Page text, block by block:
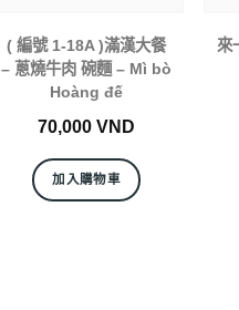
( 編號 1-18A )滿漢大餐
– 蔥燒牛肉 碗麵 – Mì bò
Hoàng đế
70,000VND
加入購物車
來